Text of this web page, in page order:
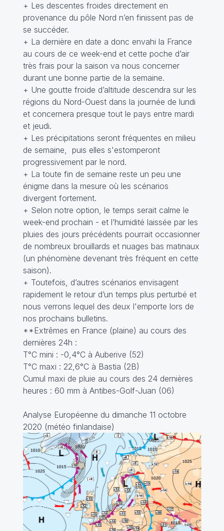
+ Les descentes froides directement en
provenance du pôle Nord n’en finissent pas de
se succéder.
+ La dernière en date a donc envahi la France
au cours de ce week-end et cette poche d’air
très frais pour la saison va nous concerner
durant une bonne partie de la semaine.
+ Une goutte froide d’altitude descendra sur les
régions du Nord-Ouest dans la journée de lundi
et concernera presque tout le pays entre mardi
et jeudi.
+ Les précipitations seront fréquentes en milieu
de semaine, puis elles s'estomperont
progressivement par le nord.
+ La toute fin de semaine reste un peu une
énigme dans la mesure où les scénarios
divergent fortement.
+ Selon notre option, le temps serait calme le
week-end prochain - et l’humidité laissée par les
pluies des jours précédents pourrait occasionner
de nombreux brouillards et nuages bas matinaux
(un phénomène devenant très fréquent en cette
saison).
+ Toutefois, d’autres scénarios envisagent
rapidement le retour d’un temps plus perturbé et
nous verrons lequel des deux l'emporte lors de
nos prochains bulletins.
**Extrêmes en France (plaine) au cours des
dernières 24h :
T°C mini : -0,4°C à Auberive (52)
T°C maxi : 22,6°C à Bastia (2B)
Cumul maxi de pluie au cours des 24 dernières
heures : 60 mm à Antibes-Golf-Juan (06)
Analyse Européenne du dimanche 11 octobre
2020 (météo finlandaise)